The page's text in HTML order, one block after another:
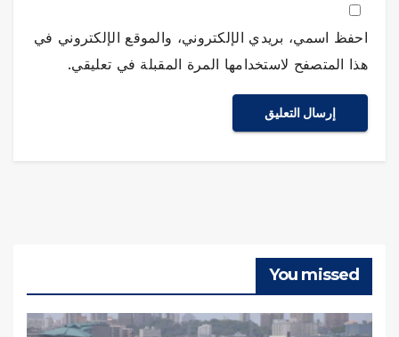
احفظ اسمي، بريدي الإلكتروني، والموقع الإلكتروني في
هذا المتصفح لاستخدامها المرة المقبلة في تعليقي.
You missed